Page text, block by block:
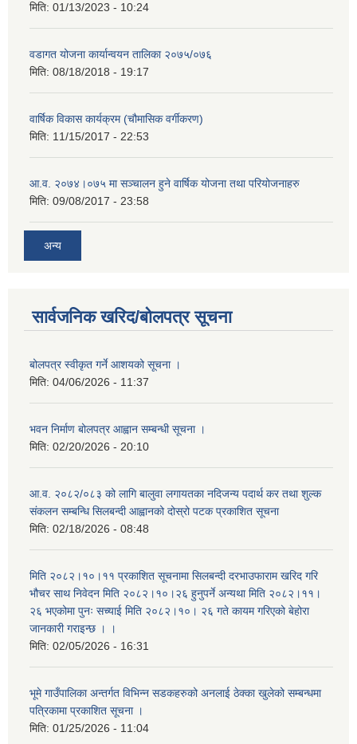
मिति: 01/13/2023 - 10:24
वडागत योजना कार्यान्वयन तालिका २०७५/०७६
मिति: 08/18/2018 - 19:17
वार्षिक विकास कार्यक्रम (चौमासिक वर्गीकरण)
मिति: 11/15/2017 - 22:53
आ.व. २०७४।०७५ मा सञ्चालन हुने वार्षिक योजना तथा परियोजनाहरु
मिति: 09/08/2017 - 23:58
अन्य
सार्वजनिक खरिद/बोलपत्र सूचना
बोलपत्र स्वीकृत गर्ने आशयको सूचना ।
मिति: 04/06/2026 - 11:37
भवन निर्माण बोलपत्र आह्वान सम्बन्धी सूचना ।
मिति: 02/20/2026 - 20:10
आ.व. २०८२/०८३ को लागि बालुवा लगायतका नदिजन्य पदार्थ कर तथा शुल्क
संकलन सम्बन्धि सिलबन्दी आह्वानको दोस्रो पटक प्रकाशित सूचना
मिति: 02/18/2026 - 08:48
मिति २०८२।१०।११ प्रकाशित सूचनामा सिलबन्दी दरभाउफाराम खरिद गरि
भौचर साथ निवेदन मिति २०८२।१०।२६ हुनुपर्ने अन्यथा मिति २०८२।११।
२६ भएकोमा पुनः सच्याई मिति २०८२।१०। २६ गते कायम गरिएको बेहोरा
जानकारी गराइन्छ । ।
मिति: 02/05/2026 - 16:31
भूमे गाउँपालिका अन्तर्गत विभिन्न सडकहरुको अनलाई ठेक्का खुलेको सम्बन्धमा
पत्रिकामा प्रकाशित सूचना ।
मिति: 01/25/2026 - 11:04